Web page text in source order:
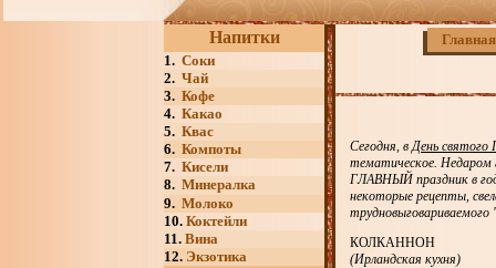
Напитки
1. Соки
2. Чай
3. Кофе
4. Какао
5. Квас
6. Компоты
7. Кисели
8. Минералка
9. Молоко
10. Коктейли
11. Вина
12. Экзотика
Главная
Сегодня, вДень святого
тематическое.
ГЛАВНЫЙ праздник в
некоторые рецепты,
КОЛКАННОН
(Ирландская кухня)